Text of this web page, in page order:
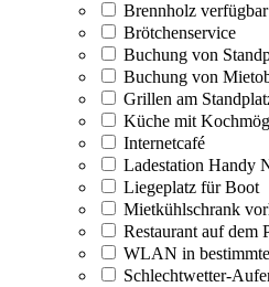
Brennholz verfügbar
Brötchenservice
Buchung von
Buchung von
Grillen am
Küche mit
Internetcafé
Ladestation Handy
Liegeplatz für Boot
Mietkühlschrank
Restaurant auf dem
WLAN in
Schlechtwetter-